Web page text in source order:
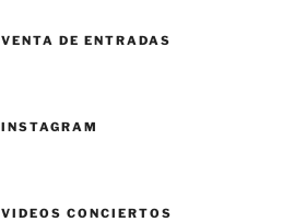
VENTA DE ENTRADAS
INSTAGRAM
VIDEOS CONCIERTOS